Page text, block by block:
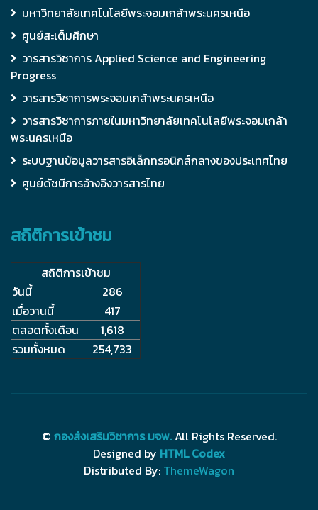
มหาวิทยาลัยเทคโนโลยีพระจอมเกล้าพระนครเหนือ
ศูนย์สะเต็มศึกษา
วารสารวิชาการ Applied Science and Engineering
Progress
วารสารวิชาการพระจอมเกล้าพระนครเหนือ
วารสารวิชาการภายในมหาวิทยาลัยเทคโนโลยีพระจอมเกล้า
พระนครเหนือ
ระบบฐานข้อมูลวารสารอิเล็กทรอนิกส์กลางของประเทศไทย
ศูนย์ดัชนีการอ้างอิงวารสารไทย
สถิติการเข้าชม
สถิติการเข้าชม
วันนี้
286
เมื่อวานนี้
417
ตลอดทั้งเดือน
1,618
รวมทั้งหมด
254,733
© กองส่งเสริมวิชาการ มจพ.All Rights Reserved.
Designed by HTML Codex
Distributed By: ThemeWagon